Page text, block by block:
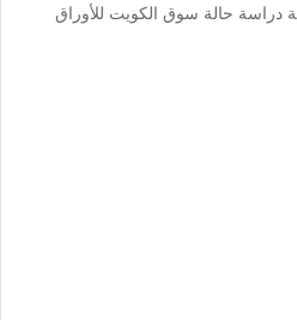
دراسة حالة سوق الكويت للأوراق